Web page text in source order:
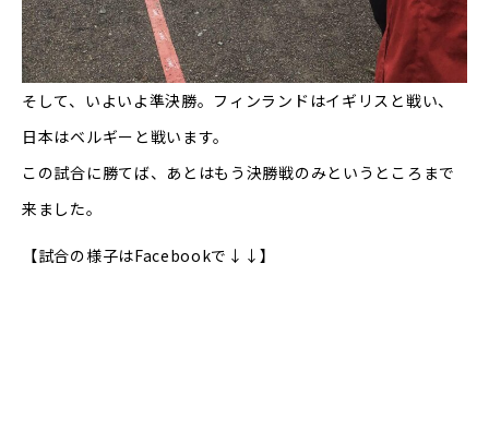
そして、いよいよ準決勝。フィンランドはイギリスと戦い、
日本はベルギーと戦います。
この試合に勝てば、あとはもう決勝戦のみというところまで
来ました。
【試合の様子はFacebookで↓↓】